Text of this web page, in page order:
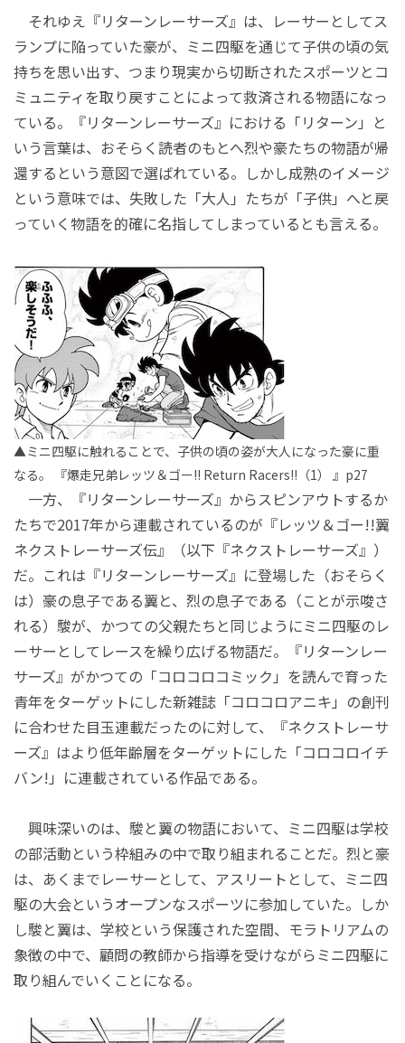
それゆえ『リターンレーサーズ』は、レーサーとしてス
ランプに陥っていた豪が、ミニ四駆を通じて子供の頃の気
持ちを思い出す、つまり現実から切断されたスポーツとコ
ミュニティを取り戻すことによって救済される物語になっ
ている。『リターンレーサーズ』における「リターン」と
いう言葉は、おそらく読者のもとへ烈や豪たちの物語が帰
還するという意図で選ばれている。しかし成熟のイメージ
という意味では、失敗した「大人」たちが「子供」へと戻
っていく物語を的確に名指してしまっているとも言える。
▲ミニ四駆に触れることで、子供の頃の姿が大人になった豪に重
なる。 『爆走兄弟レッツ＆ゴー!! Return Racers!!（1） 』p27
一方、『リターンレーサーズ』からスピンアウトするか
たちで2017年から連載されているのが『レッツ＆ゴー!!翼
ネクストレーサーズ伝』（以下『ネクストレーサーズ』）
だ。これは『リターンレーサーズ』に登場した（おそらく
は）豪の息子である翼と、烈の息子である（ことが示唆さ
れる）駿が、かつての父親たちと同じようにミニ四駆のレ
ーサーとしてレースを繰り広げる物語だ。『リターンレー
サーズ』がかつての「コロコロコミック」を読んで育った
青年をターゲットにした新雑誌「コロコロアニキ」の創刊
に合わせた目玉連載だったのに対して、『ネクストレーサ
ーズ』はより低年齢層をターゲットにした「コロコロイチ
バン!」に連載されている作品である。
興味深いのは、駿と翼の物語において、ミニ四駆は学校
の部活動という枠組みの中で取り組まれることだ。烈と豪
は、あくまでレーサーとして、アスリートとして、ミニ四
駆の大会というオープンなスポーツに参加していた。しか
し駿と翼は、学校という保護された空間、モラトリアムの
象徴の中で、顧問の教師から指導を受けながらミニ四駆に
取り組んでいくことになる。